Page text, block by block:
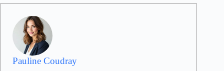
Pauline Coudray